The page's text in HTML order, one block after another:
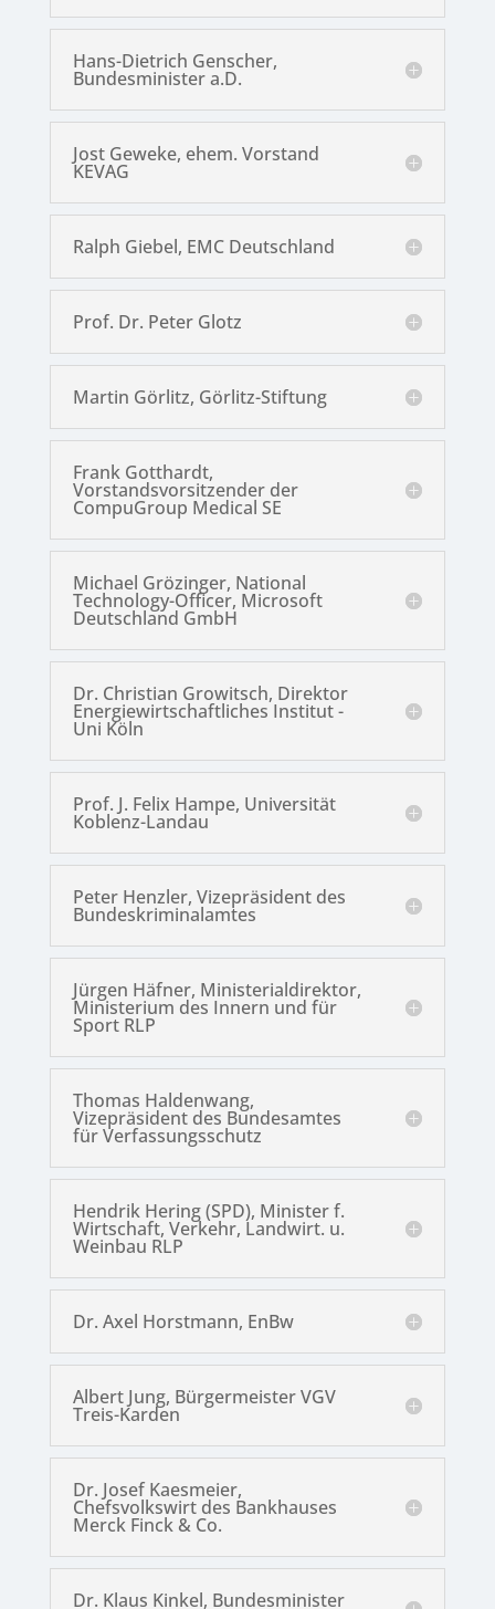
Hans-Dietrich Genscher,
Bundesminister a.D.
Jost Geweke, ehem. Vorstand
KEVAG
Ralph Giebel, EMC Deutschland
Prof. Dr. Peter Glotz
Martin Görlitz, Görlitz-Stiftung
Frank Gotthardt,
Vorstandsvorsitzender der
CompuGroup Medical SE
Michael Grözinger, National
Technology-Officer, Microsoft
Deutschland GmbH
Dr. Christian Growitsch, Direktor
Energiewirtschaftliches Institut -
Uni Köln
Prof. J. Felix Hampe, Universität
Koblenz-Landau
Peter Henzler, Vizepräsident des
Bundeskriminalamtes
Jürgen Häfner, Ministerialdirektor,
Ministerium des Innern und für
Sport RLP
Thomas Haldenwang,
Vizepräsident des Bundesamtes
für Verfassungsschutz
Hendrik Hering (SPD), Minister f.
Wirtschaft, Verkehr, Landwirt. u.
Weinbau RLP
Dr. Axel Horstmann, EnBw
Albert Jung, Bürgermeister VGV
Treis-Karden
Dr. Josef Kaesmeier,
Chefsvolkswirt des Bankhauses
Merck Finck & Co.
Dr. Klaus Kinkel, Bundesminister